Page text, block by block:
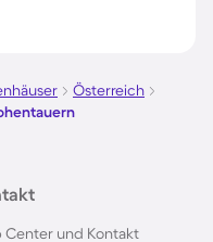
Österreich
Center und Kontakt